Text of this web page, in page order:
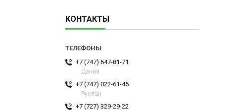
КОНТАКТЫ
+7 (747) 647-81-71
Дания
+7 (747) 022-61-45
Руслан
+7 (727) 329-29-22